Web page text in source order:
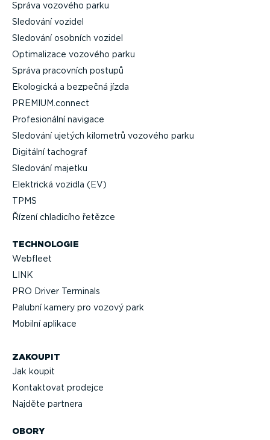
Správa vozového parku
Sledování vozidel
Sledování osobních vozidel
Optima­lizace vozového parku
Správa pracovních postupů
Ekologická a bezpečná jízda
PREMIUM.connect
Profe­si­o­nální navigace
Sledování ujetých kilometrů vozového parku
Digitální tachograf
Sledování majetku
Elektrická vozidla (EV)
TPMS
Řízení chladicího řetězce
TECHNOLOGIE
Webfleet
LINK
PRO Driver Terminals
Palubní kamery pro vozový park
Mobilní aplikace
ZAKOUPIT
Jak koupit
Kontaktovat prodejce
Najděte partnera
OBORY